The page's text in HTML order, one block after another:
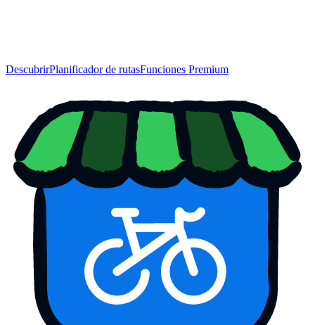
DescubrirPlanificador de rutasFunciones Premium